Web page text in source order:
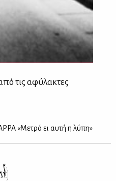
τις αφύλακτες
«Μετρό ει αυτή η λύπη»